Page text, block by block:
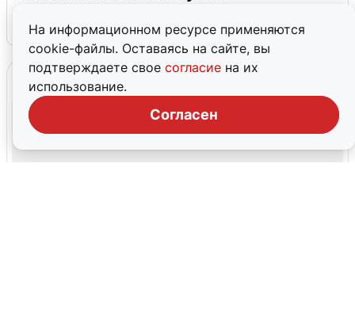
На информационном ресурсе применяются
cookie-файлы. Оставаясь на сайте, вы
подтверждаете свое согласие на их
использование.
Согласен
5 августа 0